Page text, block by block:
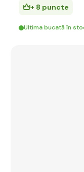
+ 8 puncte
Ultima bucată în